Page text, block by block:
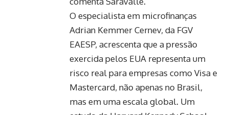
O especialista em microfinanças
Adrian Kemmer Cernev, da FGV
EAESP, acrescenta que a pressão
exercida pelos EUA representa um
risco real para empresas como Visa e
Mastercard, não apenas no Brasil,
mas em uma escala global. Um